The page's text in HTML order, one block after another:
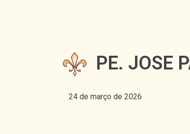
PE. JOSE
24 de março de 2026